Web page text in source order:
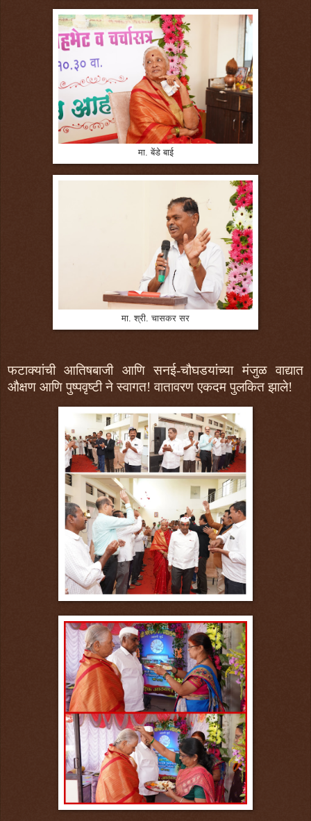
मा. बेंडे बाई
मा. श्री. चासकर सर
फटाक्यांची आतिषबाजी आणि सनई-चौघडयांच्या मंजुळ वाद्यात
औक्षण आणि पुष्पवृष्टी ने स्वागत! वातावरण एकदम पुलकित झाले!